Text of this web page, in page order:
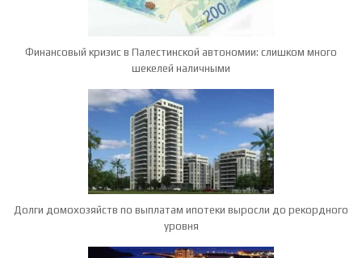
Финансовый кризис в Палестинской автономии: слишком много
шекелей наличными
Долги домохозяйств по выплатам ипотеки выросли до рекордного
уровня